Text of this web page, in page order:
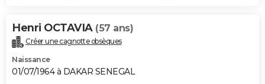
Carte de Noël
Carte Bonne année
Carte Saint-Valentin
Carte Pâques
Carte d'anniversaire
DICTIONNAIRE
Dictionnaire
Biographies
Citations
Expressions
Proverbes
PROGRAMME TV
Henri OCTAVIA (57 ans)
Créer une cagnotte obsèques
Naissance
01/07/1964 à DAKAR SENEGAL